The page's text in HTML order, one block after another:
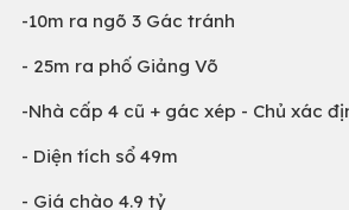
-10m ra ngõ 3 Gác tránh
- 25m ra phố Giảng Võ
-Nhà cấp 4 cũ + gác xép - Chủ xác
- Diện tích sổ 49m
- Giá chào 4.9 tỷ